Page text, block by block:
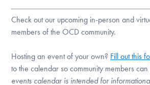
Check out our upcoming in-person and
members of the OCD community.
Hosting an event of your own? Fill out this
to the calendar so community members
events calendar is intended for